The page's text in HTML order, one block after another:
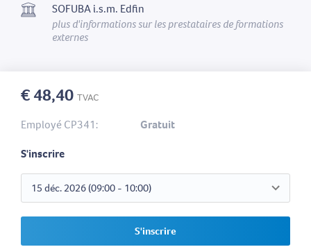
SOFUBA i.s.m. Edfin
plus d'informations sur les prestataires de formations
externes
€ 48,40 TVAC
Employé CP341:
Gratuit
S'inscrire
S'inscrire